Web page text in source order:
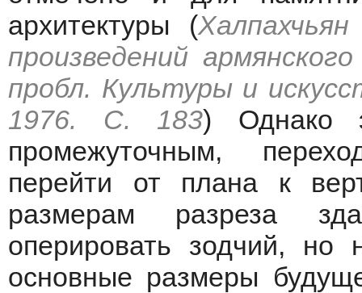
архитектуры (
произведений
пробл. Культуры и
1976. С. 183) Однако
промежуточным,
перейти от плана к
размерам разреза
оперировать зодчий,
основные размеры